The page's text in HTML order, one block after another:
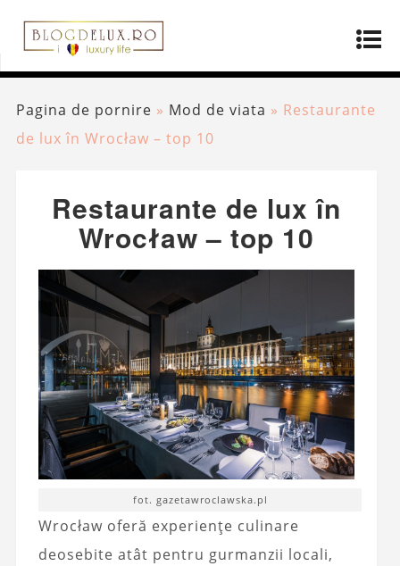
Pagina de pornire » Mod de viata » Restaurante
de lux în Wrocław – top 10
Restaurante de lux în
Wrocław – top 10
fot. gazetawroclawska.pl
Wrocław oferă experiențe culinare
deosebite atât pentru gurmanzii locali,